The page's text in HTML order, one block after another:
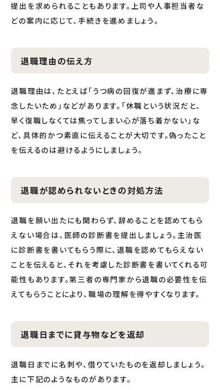
提出を求められることもあります。上司や人事担当者な
どの案内に応じて、手続きを進めましょう。
退職理由の伝え方
退職理由は、たとえば「うつ病の回復が進まず、治療に専
念したいため」などがあります。「休職という状況だと、
早く復職しなくては焦ってしまい心が落ち着かない」な
ど、具体的かつ素直に伝えることが大切です。偽ったこと
を伝えるのは避けるようにしましょう。
退職が認められないときの対処方法
退職を願い出たにも関わらず、辞めることを認めてもら
えない場合は、医師の診断書を提出しましょう。主治医
に診断書を書いてもらう際に、退職を認めてもらえない
ことを伝えると、それを考慮した診断書を書いてくれる可
能性もあります。第三者の専門家から退職の必要性を伝
えてもらうことにより、職場の理解を得やすくなります。
退職日までに貸与物などを返却
退職日までに名刺や、借りていたものを返却しましょう。
主に下記のようなものがあります。